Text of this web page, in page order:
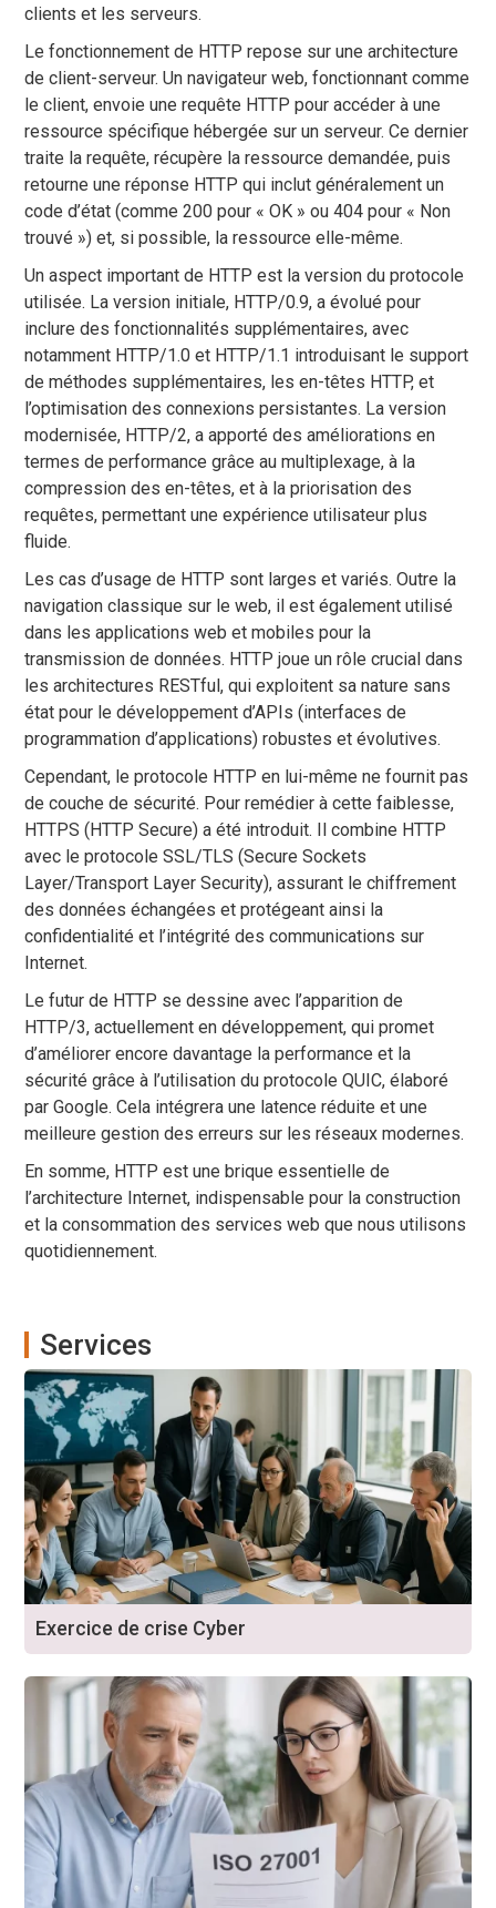
clients et les serveurs.
Le fonctionnement de HTTP repose sur une architecture
de client-serveur. Un navigateur web, fonctionnant comme
le client, envoie une requête HTTP pour accéder à une
ressource spécifique hébergée sur un serveur. Ce dernier
traite la requête, récupère la ressource demandée, puis
retourne une réponse HTTP qui inclut généralement un
code d’état (comme 200 pour « OK » ou 404 pour « Non
trouvé ») et, si possible, la ressource elle-même.
Un aspect important de HTTP est la version du protocole
utilisée. La version initiale, HTTP/0.9, a évolué pour
inclure des fonctionnalités supplémentaires, avec
notamment HTTP/1.0 et HTTP/1.1 introduisant le support
de méthodes supplémentaires, les en-têtes HTTP, et
l’optimisation des connexions persistantes. La version
modernisée, HTTP/2, a apporté des améliorations en
termes de performance grâce au multiplexage, à la
compression des en-têtes, et à la priorisation des
requêtes, permettant une expérience utilisateur plus
fluide.
Les cas d’usage de HTTP sont larges et variés. Outre la
navigation classique sur le web, il est également utilisé
dans les applications web et mobiles pour la
transmission de données. HTTP joue un rôle crucial dans
les architectures RESTful, qui exploitent sa nature sans
état pour le développement d’APIs (interfaces de
programmation d’applications) robustes et évolutives.
Cependant, le protocole HTTP en lui-même ne fournit pas
de couche de sécurité. Pour remédier à cette faiblesse,
HTTPS (HTTP Secure) a été introduit. Il combine HTTP
avec le protocole SSL/TLS (Secure Sockets
Layer/Transport Layer Security), assurant le chiffrement
des données échangées et protégeant ainsi la
confidentialité et l’intégrité des communications sur
Internet.
Le futur de HTTP se dessine avec l’apparition de
HTTP/3, actuellement en développement, qui promet
d’améliorer encore davantage la performance et la
sécurité grâce à l’utilisation du protocole QUIC, élaboré
par Google. Cela intégrera une latence réduite et une
meilleure gestion des erreurs sur les réseaux modernes.
En somme, HTTP est une brique essentielle de
l’architecture Internet, indispensable pour la construction
et la consommation des services web que nous utilisons
quotidiennement.
Services
Exercice de crise Cyber